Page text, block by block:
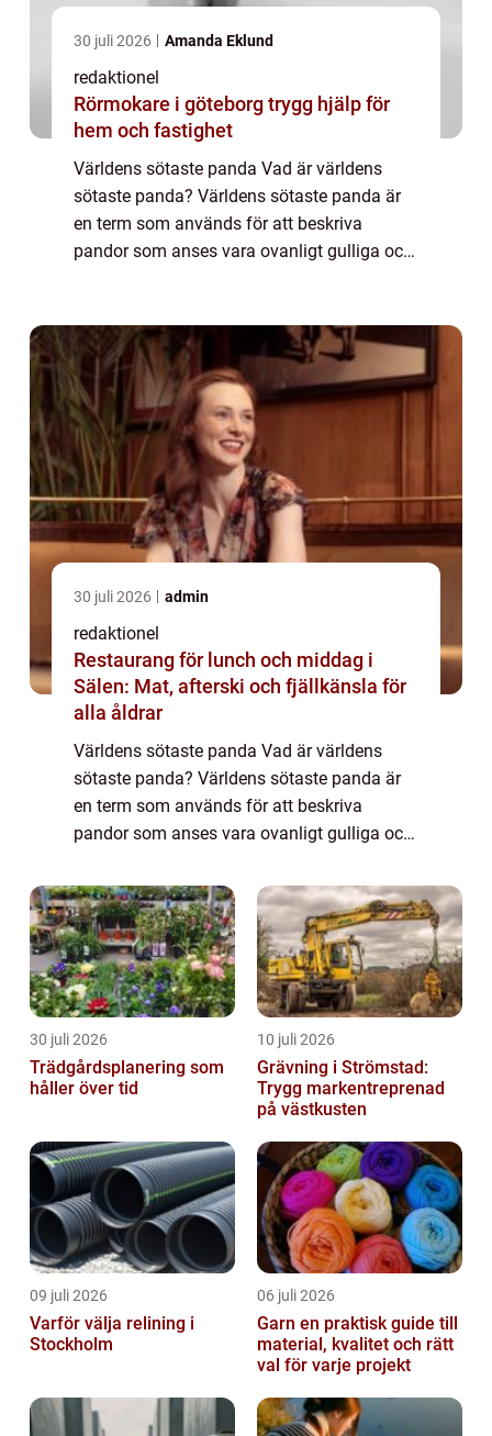
30 juli 2026 Amanda Eklund
redaktionel
Rörmokare i göteborg trygg hjälp för
hem och fastighet
Världens sötaste panda Vad är världens
sötaste panda? Världens sötaste panda är
en term som används för att beskriva
pandor som anses vara ovanligt gulliga och
mängder ...
30 juli 2026 admin
redaktionel
Restaurang för lunch och middag i
Sälen: Mat, afterski och fjällkänsla för
alla åldrar
Världens sötaste panda Vad är världens
sötaste panda? Världens sötaste panda är
en term som används för att beskriva
pandor som anses vara ovanligt gulliga och
över hela världen och drar till sig stora
mängder ...
30 juli 2026
Trädgårdsplanering som
håller över tid
10 juli 2026
Grävning i Strömstad:
Trygg markentreprenad
på västkusten
09 juli 2026
Varför välja relining i
Stockholm
06 juli 2026
Garn en praktisk guide till
material, kvalitet och rätt
val för varje projekt